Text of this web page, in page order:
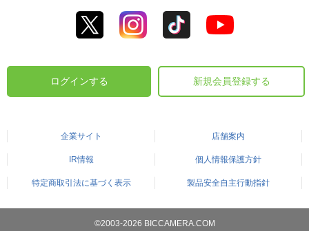
ログインする 新規会員登録する
企業サイト 店舗案内
IR情報 個人情報保護方針
特定商取引法に基づく表示 製品安全自主行動指針
©2003-2026 BICCAMERA.COM